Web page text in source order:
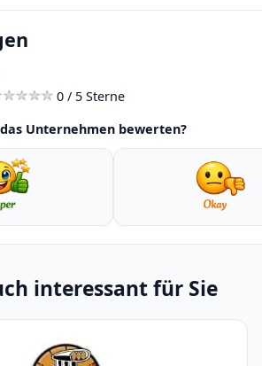
0 / 5 Sterne
Unternehmen bewerten?
interessant für Sie